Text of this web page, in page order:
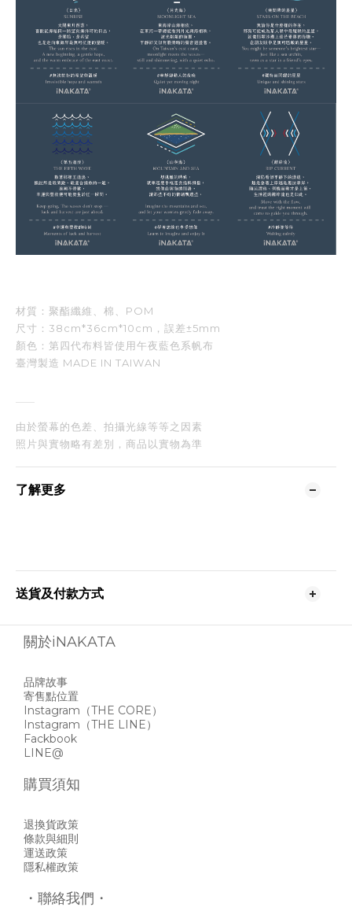
材質：聚酯纖維、棉、POM
尺寸：38cm*36cm*10cm ，誤差±5mm
顏色：第四代布料皆使用午夜藍色系帆布
臺灣製造 MADE IN TAIWAN
由於螢幕的色差、拍攝光線等等之因素
照片與實物略有差別， 商品以實物為準
了解更多
送貨及付款方式
關於iNAKATA
品牌故事
寄售點位置
Instagram （THE CORE）
Instagram （THE LINE）
Fackbook
LINE@
購買須知
退換貨政策
條款與細則
運送政策
隱私權政策
・聯絡我們・